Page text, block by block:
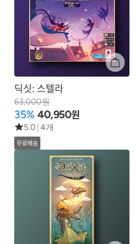
딕싯: 스텔라
63,000원
35% 40,950원
5.0 4개
무료배송